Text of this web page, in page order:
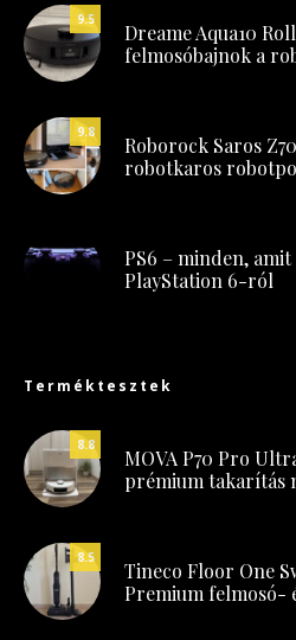
9.5
Dreame Aqua10
felmosóbajnok a
9.8
Roborock Saros
robotkaros
PS6 – minden,
PlayStation 6-ról
Terméktesztek
8.8
MOVA P70 Pro
prémium takarítás
8.5
Tineco Floor One
Premium felmosó-